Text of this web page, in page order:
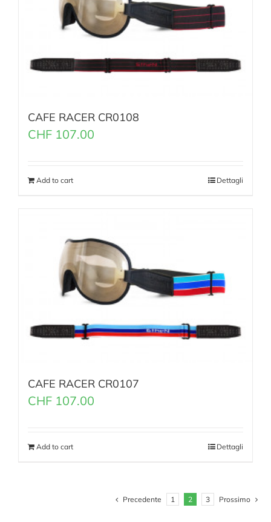
CAFE RACER CR0108
CHF 107.00
Add to cart Dettagli
CAFE RACER CR0107
CHF 107.00
Add to cart Dettagli
Precedente 1 2 3 Prossimo